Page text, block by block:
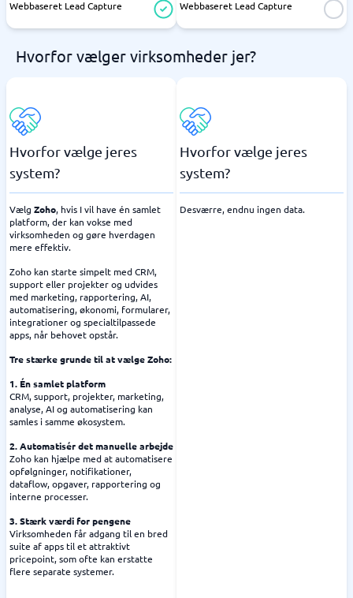
Webbaseret Lead Capture Webbaseret Lead Capture
Hvorfor vælger virksomheder jer?
Hvorfor vælge jeres
system?
Vælg Zoho, hvis I vil have én samlet
platform, der kan vokse med
virksomheden og gøre hverdagen
mere effektiv.
Zoho kan starte simpelt med CRM,
support eller projekter og udvides
med marketing, rapportering, AI,
automatisering, økonomi, formularer,
integrationer og specialtilpassede
apps, når behovet opstår.
Tre stærke grunde til at vælge Zoho:
1. Én samlet platform
CRM, support, projekter, marketing,
analyse, AI og automatisering kan
samles i samme økosystem.
2. Automatisér det manuelle arbejde
Zoho kan hjælpe med at automatisere
opfølgninger, notifikationer,
dataflow, opgaver, rapportering og
interne processer.
3. Stærk værdi for pengene
Virksomheden får adgang til en bred
suite af apps til et attraktivt
pricepoint, som ofte kan erstatte
flere separate systemer.
Hvorfor vælge jeres
system?
Desværre, endnu ingen data.